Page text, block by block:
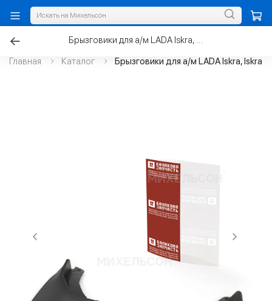
Главная Каталог Брызговики для а/м LADA Iskra, Iskra